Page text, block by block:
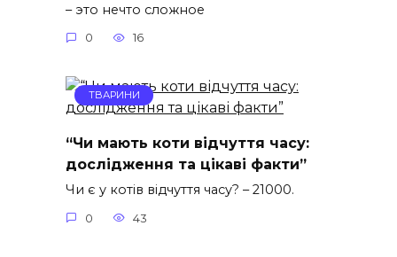
– это нечто сложное
0 16
ТВАРИНИ
“Чи мають коти відчуття часу:
дослідження та цікаві факти”
Чи є у котів відчуття часу? – 21000.
0 43